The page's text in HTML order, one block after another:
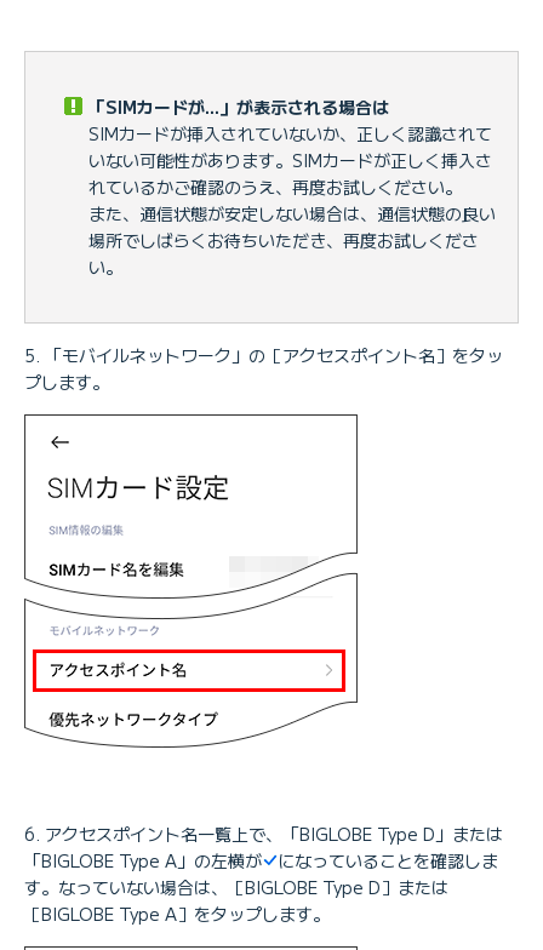
「SIMカードが...」が表示される場合は
SIMカードが挿入されていないか、正しく認識されて
いない可能性があります。SIMカードが正しく挿入さ
れているかご確認のうえ、再度お試しください。
また、通信状態が安定しない場合は、通信状態の良い
場所でしばらくお待ちいただき、再度お試しくださ
い。
「モバイルネットワーク」の［アクセスポイント名］をタッ
プします。
アクセスポイント名一覧上で、「BIGLOBE Type D」または
「BIGLOBE Type A」の左横が
になっていることを確認しま
す。なっていない場合は、［BIGLOBE Type D］または
［BIGLOBE Type A］をタップします。